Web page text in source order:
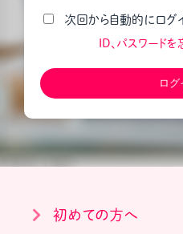
次回から自動的にログ
ID、パスワード
初めての方へ